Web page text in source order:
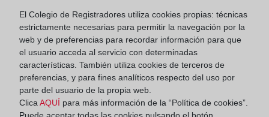
Colegio de Registradores
Príncipe de Vergara 70. 28006 Madrid
Teléfono:91 270 17 96
Fax:91 564 11 59
El Colegio de Registradores utiliza cookies propias: técnicas
estrictamente necesarias para permitir la navegación por la
web y de preferencias para recordar información para que
el usuario acceda al servicio con determinadas
características. También utiliza cookies de terceros de
preferencias, y para fines analíticos respecto del uso por
parte del usuario de la propia web.
Clica AQUÍ para más información de la “Política de cookies”.
Puede aceptar todas las cookies pulsando el botón